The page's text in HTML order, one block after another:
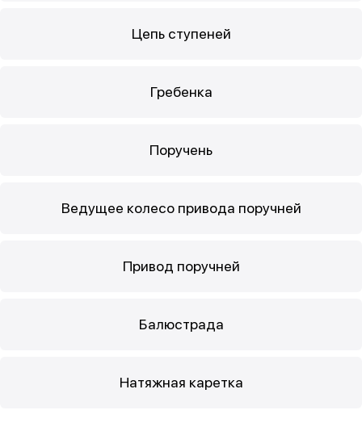
Цепь ступеней
Гребенка
Поручень
Ведущее колесо привода поручней
Привод поручней
Балюстрада
Натяжная каретка